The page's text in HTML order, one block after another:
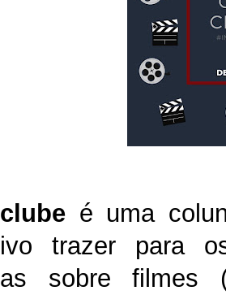
é uma
trazer para
sobre